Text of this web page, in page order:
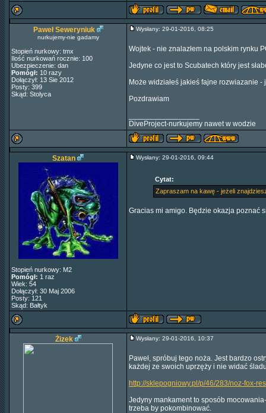
Paweł Seweryniuk
nurkujemy-nie gadamy
Stopień nurkowy: tmx
Ilość nurkowań rocznie: 100
Ubezpieczenie: dan
Pomógł: 10 razy
Dołączył: 13 Sie 2012
Posty: 399
Skąd: Stolyca
Wysłany: 29-01-2016, 08:25
Wojtek - nie znalazłem na polskim rynku
Jedyne co jest to Scubatech który jest
Może widziałeś jakieś fajne rozwiazanie
Pozdrawiam
DiveProject-nurkujemy nawet w wodzie
Szatan
Stopień nurkowy: M2
Pomógł: 1 raz
Wiek: 54
Dołączył: 30 Maj 2006
Posty: 121
Skąd: Bałtyk
Wysłany: 29-01-2016, 09:44
Cytat:
Zapraszam na kawę - jeżeli
Gracias mi amigo. Będzie okazja poznać
Żizek Wysłany: 29-01-2016, 10:37
Paweł, spróbuj tego noża. Jest bardzo
każdej ze swoich uprzęży i nie widać
http://sklepogniowy.pl/p/46/283/noz-fox-
Jedyny mankament to sposób
trzeba by pokombinować.